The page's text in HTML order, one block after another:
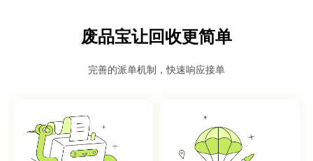
废品宝让回收更简单
完善的派单机制，快速响应接单